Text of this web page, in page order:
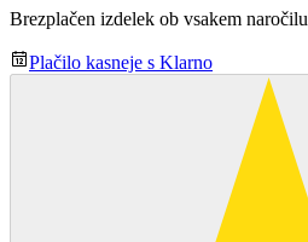
Brezplačen izdelek ob vsakem naročilu
Plačilo kasneje s Klarno